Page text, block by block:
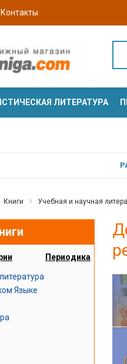
ЛИТЕРАТУРА
Книги Учебная и научная
Периодика
Языке